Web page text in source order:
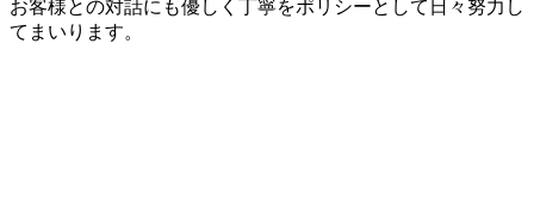
お客様との対話にも優しく丁寧をポリシーとして日々努力し
てまいります。